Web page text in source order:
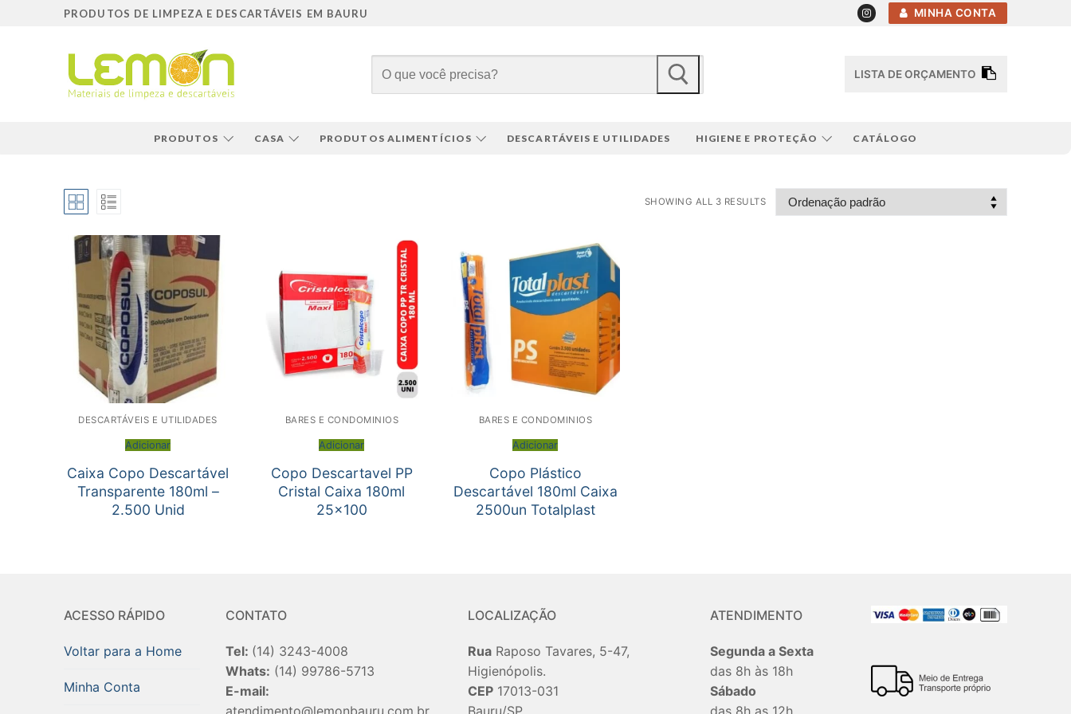
PRODUTOS DE LIMPEZA E DESCARTÁVEIS EM BAURU MINHA CONTA
por:
LISTA DE ORÇAMENTO
PRODUTOS CASA PRODUTOS ALIMENTÍCIOS DESCARTÁVEIS E UTILIDADES HIGIENE E PROTEÇÃO CATÁLOGO
SHOWING ALL 3 RESULTS
DESCARTÁVEIS E UTILIDADES
Adicionar
Caixa Copo Descartável
Transparente 180ml –
2.500 Unid
BARES E CONDOMINIOS
Adicionar
Copo Descartavel PP
Cristal Caixa 180ml
25×100
BARES E CONDOMINIOS
Adicionar
Copo Plástico
Descartável 180ml Caixa
2500un Totalplast
ACESSO RÁPIDO
Voltar para a Home
Minha Conta
CONTATO
Tel: (14) 3243-4008
Whats: (14) 99786-5713
E-mail:
atendimento@lemonbauru.com.br
LOCALIZAÇÃO
RuaRaposo Tavares, 5-47,
Higienópolis.
CEP17013-031
Bauru/SP.
ATENDIMENTO
Segunda a Sexta
das 8h às 18h
Sábado
das 8h as 12h